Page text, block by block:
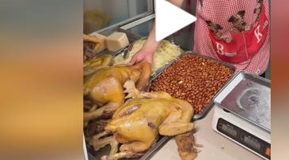
梁家辉：到内地拍戏不是北上是回归
全民健身事业高质量发展
台当局重金为“台独”织“皇帝新衣”
几元成本的AI广告导致千万市值蒸发
老挝国会主席赛宋蓬逝世